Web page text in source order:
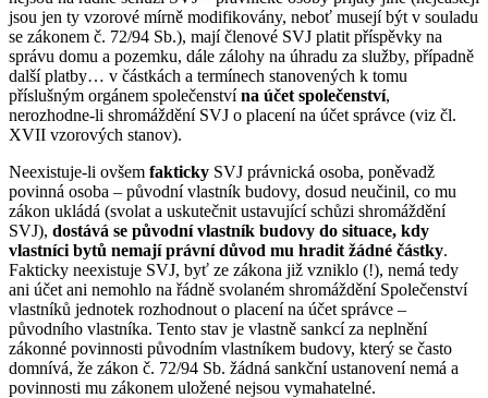
jsou jen ty vzorové mírně modifikovány, neboť musejí být v souladu
se zákonem č. 72/94 Sb.), mají členové SVJ platit příspěvky na
správu domu a pozemku, dále zálohy na úhradu za služby, případně
další platby… v částkách a termínech stanovených k tomu
příslušným orgánem společenstvína účet společenství,
nerozhodne-li shromáždění SVJ o placení na účet správce (viz čl.
XVII vzorových stanov).
Neexistuje-li ovšem fakticky SVJ právnická osoba, poněvadž
povinná osoba – původní vlastník budovy, dosud neučinil, co mu
zákon ukládá (svolat a uskutečnit ustavující schůzi shromáždění
SVJ), dostává se původní vlastník budovy do situace, kdy
vlastníci bytů nemají právní důvod mu hradit žádné částky.
Fakticky neexistuje SVJ, byť ze zákona již vzniklo (!), nemá tedy
ani účet ani nemohlo na řádně svolaném shromáždění Společenství
vlastníků jednotek rozhodnout o placení na účet správce –
původního vlastníka. Tento stav je vlastně sankcí za neplnění
zákonné povinnosti původním vlastníkem budovy, který se často
domnívá, že zákon č. 72/94 Sb. žádná sankční ustanovení nemá a
povinnosti mu zákonem uložené nejsou vymahatelné.